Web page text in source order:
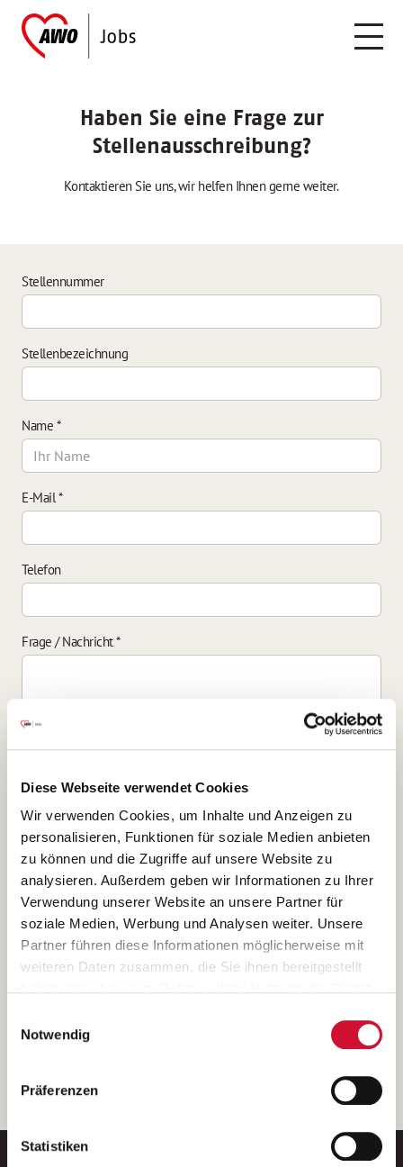
Diese Webseite verwendet Cookies
Wir verwenden Cookies, um Inhalte und Anzeigen zu
personalisieren, Funktionen für soziale Medien anbieten
zu können und die Zugriffe auf unsere Website zu
analysieren. Außerdem geben wir Informationen zu Ihrer
Verwendung unserer Website an unsere Partner für
soziale Medien, Werbung und Analysen weiter. Unsere
Partner führen diese Informationen möglicherweise mit
weiteren Daten zusammen, die Sie ihnen bereitgestellt
Wenn Sie auf „Cookies zulassen“ klicken, so stimmen
Sie der Speicherung sämtlicher Cookies zu. Sie können
Ihre Einwilligung selbstverständlich jederzeit widerrufen,
indem Sie die Cookie-Einstellungen aufrufen und diese
unserer
Notwendig
Präferenzen
Statistiken
Haben Sie eine Frage zur
Stellenausschreibung?
Kontaktieren Sie uns, wir helfen Ihnen gerne weiter.
Stellennummer
Stellenbezeichnung
Name *
E-Mail*
Telefon
Frage / Nachricht*
Ich bin damit einverstanden, dass meine personenbezogenen Daten
ausschließlich zum Zweck der Durchführung der Kontaktanfrage
verarbeitet, auf IT- Systemen der Garitz Bewirtschaftungsbetriebe
GmbH, Heinrich-von-Kleist-Straße 2, 97688 Bad Kissingen
(Betreiber) gespeichert und an die für das Stellenangebot
verantwortliche Stelle zur Kontaktaufnahme weitergegeben
werden.
Diese Einwilligungserklärung kann ich jederzeit gegenüber dem
Weitere Details können Sie der
entnehmen.